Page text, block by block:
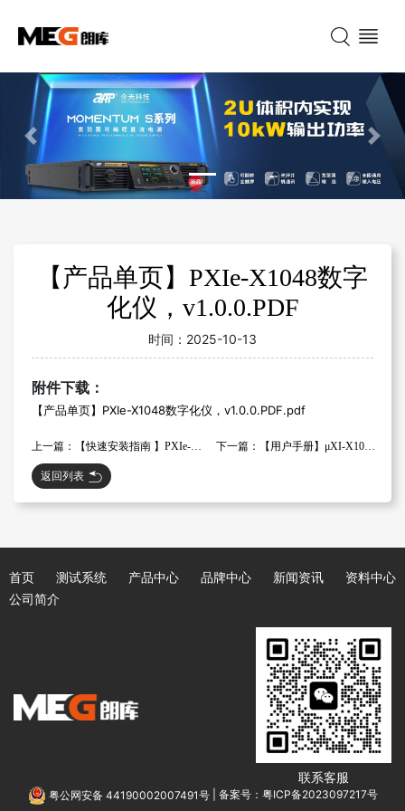
Previous Next
【产品单页】PXIe-X1048数字
化仪，v1.0.0.PDF
时间： 2025-10-13
附件下载：
【产品单页】PXIe-X1048数字化仪，v1.0.0.PDF.pdf
上一篇：【快速安装指南 】PXIe-X1048 数字化仪，v1.1.0.PDF 下一篇：【用户手册】μXI-X1063数字化仪，v1.0.0.PDF
返回列表
首页 测试系统 产品中心 品牌中心 新闻资讯
资料中心
公司简介
联系客服
粤公网安备 44190002007491号 备案号：粤ICP备2023097217号